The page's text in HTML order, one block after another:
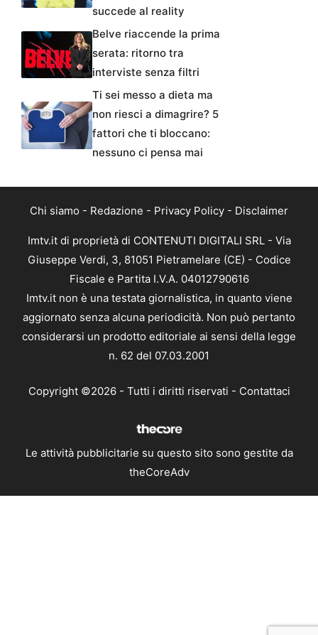
succede al reality
Belve riaccende la prima
serata: ritorno tra
interviste senza filtri
Ti sei messo a dieta ma
non riesci a dimagrire? 5
fattori che ti bloccano:
nessuno ci pensa mai
Chi siamo - Redazione - Privacy Policy - Disclaimer
Imtv.it di proprietà di CONTENUTI DIGITALI SRL - Via
Giuseppe Verdi, 3, 81051 Pietramelare (CE) - Codice
Fiscale e Partita I.V.A. 04012790616
Imtv.it non è una testata giornalistica, in quanto viene
aggiornato senza alcuna periodicità. Non può pertanto
considerarsi un prodotto editoriale ai sensi della legge
n. 62 del 07.03.2001
Copyright ©2026 - Tutti i diritti riservati - Contattaci
Le attività pubblicitarie su questo sito sono gestite da
theCoreAdv